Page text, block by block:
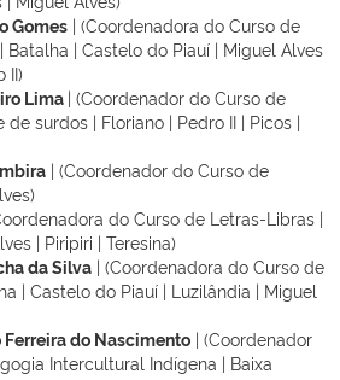
Gomes | (Coordenadora do Curso de
Batalha | Castelo do Piauí | Miguel Alves
II)
Lima | (Coordenador do Curso de
surdos | Floriano | Pedro II | Picos |
| (Coordenador do Curso de
do Curso de Letras-Libras |
| Piripiri | Teresina)
da Silva | (Coordenadora do Curso de
| Castelo do Piauí | Luzilândia | Miguel
do Nascimento | (Coordenador
Intercultural Indígena | Baixa